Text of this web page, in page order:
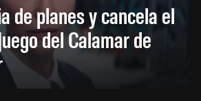
de planes y cancela el
del Calamar de